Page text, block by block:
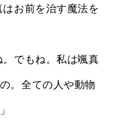
。全ての人や動物